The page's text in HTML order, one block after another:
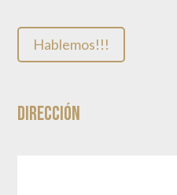
Hablemos!!!
Dirección